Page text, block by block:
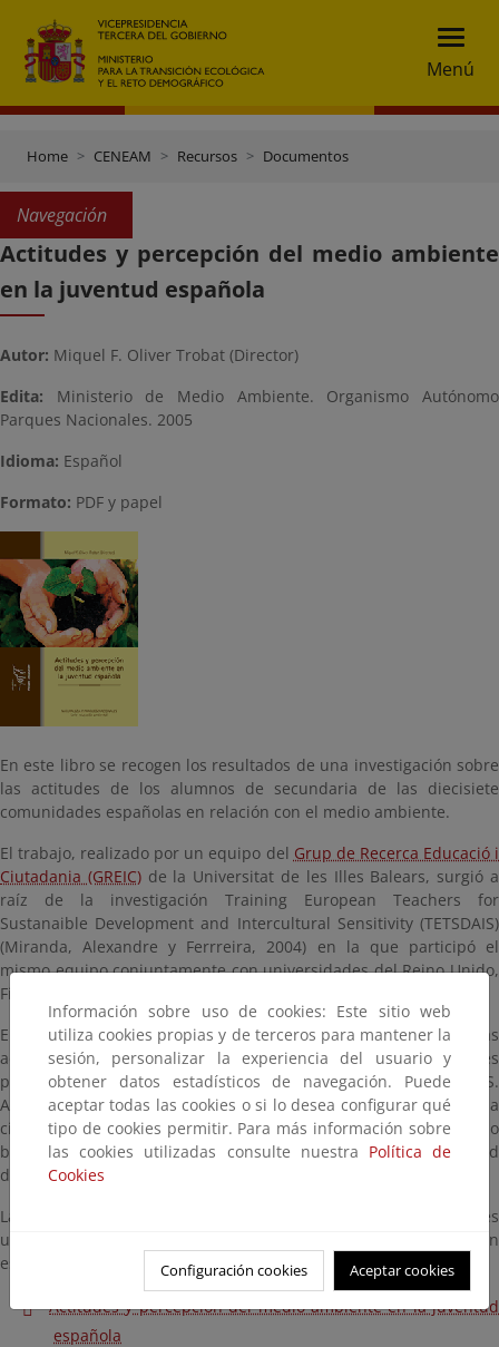
Menú
Home CENEAM Recursos Documentos
Navegación
Actitudes y percepción del medio ambiente
en la juventud española
Autor: Miquel F. Oliver Trobat (Director)
Edita: Ministerio de Medio Ambiente. Organismo Autónomo
Parques Nacionales. 2005
Idioma: Español
Formato: PDF y papel
En este libro se recogen los resultados de una investigación sobre
las actitudes de los alumnos de secundaria de las diecisiete
comunidades españolas en relación con el medio ambiente.
El trabajo, realizado por un equipo del Grup de Recerca Educació i
Ciutadania (GREIC)de la Universitat de les Illes Balears, surgió a
raíz de la investigación Training European Teachers for
Sustanaible Development and Intercultural Sensitivity (TETSDAIS)
(Miranda, Alexandre y Ferrreira, 2004) en la que participó el
mismo equipo conjuntamente con universidades del Reino Unido,
Finlandia y Portugal.
En el marco de este proyecto se analizaron y compararon las
actitudes y valores de los jóvenes de los cuatro países
participantes tomando como base la investigación TETSDAIS.
Asimismo, algunos resultados se compararon con los de la
ciudadanía de los países de la Unión Europea, tomando como
base el Eurobarometre 58.0: Les attitudes des Européens à l’égard
de l’environnement, publicado en diciembre de 2002.
La investigación presenta tres características fundamentales: es
un ecobarómetro, versa sobre las actitudes ambientales, y es un
estudio sociológico sobre la juventud.
Actitudes y percepción del medio ambiente en la juventud
española
Información sobre uso de cookies: Este sitio web
utiliza cookies propias y de terceros para mantener la
sesión, personalizar la experiencia del usuario y
obtener datos estadísticos de navegación. Puede
aceptar todas las cookies o si lo desea configurar qué
tipo de cookies permitir. Para más información sobre
las cookies utilizadas consulte nuestra Política de
Cookies
Configuración cookies Aceptar cookies